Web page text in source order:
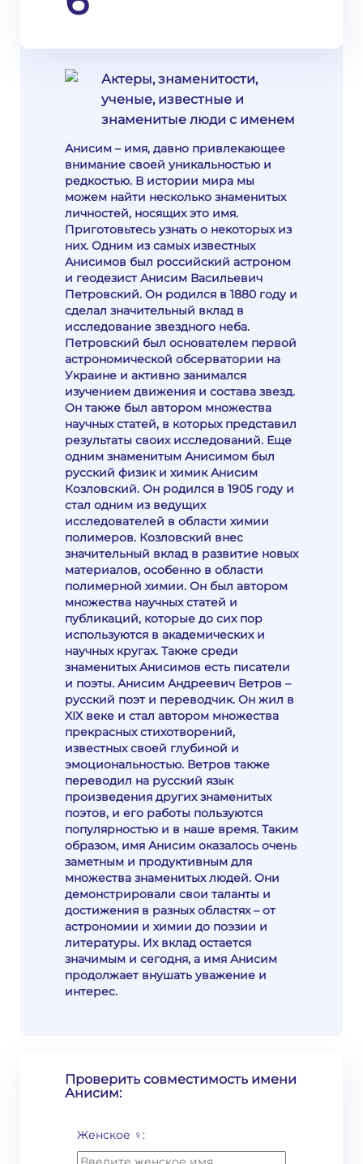
Актеры, знаменитости,
ученые, известные и
знаменитые люди с именем
Анисим – имя, давно привлекающее
внимание своей уникальностью и
редкостью. В истории мира мы
можем найти несколько знаменитых
личностей, носящих это имя.
Приготовьтесь узнать о некоторых из
них. Одним из самых известных
Анисимов был российский астроном
и геодезист Анисим Васильевич
Петровский. Он родился в 1880 году и
сделал значительный вклад в
исследование звездного неба.
Петровский был основателем первой
астрономической обсерватории на
Украине и активно занимался
изучением движения и состава звезд.
Он также был автором множества
научных статей, в которых представил
результаты своих исследований. Еще
одним знаменитым Анисимом был
русский физик и химик Анисим
Козловский. Он родился в 1905 году и
стал одним из ведущих
исследователей в области химии
полимеров. Козловский внес
значительный вклад в развитие новых
материалов, особенно в области
полимерной химии. Он был автором
множества научных статей и
публикаций, которые до сих пор
используются в академических и
научных кругах. Также среди
знаменитых Анисимов есть писатели
и поэты. Анисим Андреевич Ветров –
русский поэт и переводчик. Он жил в
XIX веке и стал автором множества
прекрасных стихотворений,
известных своей глубиной и
эмоциональностью. Ветров также
переводил на русский язык
произведения других знаменитых
поэтов, и его работы пользуются
популярностью и в наше время. Таким
образом, имя Анисим оказалось очень
заметным и продуктивным для
множества знаменитых людей. Они
демонстрировали свои таланты и
достижения в разных областях – от
астрономии и химии до поэзии и
литературы. Их вклад остается
значимым и сегодня, а имя Анисим
продолжает внушать уважение и
интерес.
Проверить совместимость имени
Анисим:
Женское ♀: